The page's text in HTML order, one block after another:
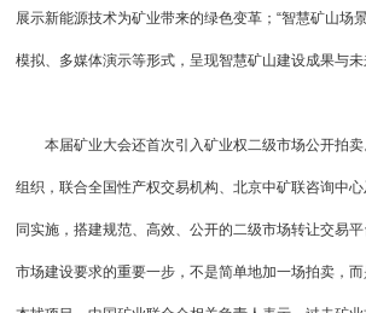
展示新能源技术为矿业带来的绿色变革；“智慧矿山场
模拟、多媒体演示等形式，呈现智慧矿山建设成果与未
本届矿业大会还首次引入矿业权二级市场公开拍卖
组织，联合全国性产权交易机构、北京中矿联咨询中
同实施，搭建规范、高效、公开的二级市场转让交易
市场建设要求的重要一步，不是简单地加一场拍卖，